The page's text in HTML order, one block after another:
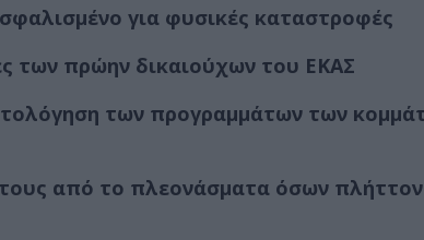
για φυσικές καταστροφές
των πρώην δικαιούχων του ΕΚΑΣ
των προγραμμάτων των
από το πλεονάσματα όσων